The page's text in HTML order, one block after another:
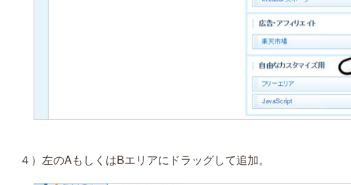
４）左のAもしくはBエリアにドラッグして追加。